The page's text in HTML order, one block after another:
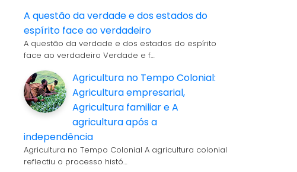
A questão da verdade e dos estados do
espírito face ao verdadeiro
A questão da verdade e dos estados do espírito
face ao verdadeiro Verdade e f…
Agricultura no Tempo Colonial:
Agricultura empresarial,
Agricultura familiar e A
agricultura após a
independência
Agricultura no Tempo Colonial A agricultura colonial
reflectiu o processo histó…